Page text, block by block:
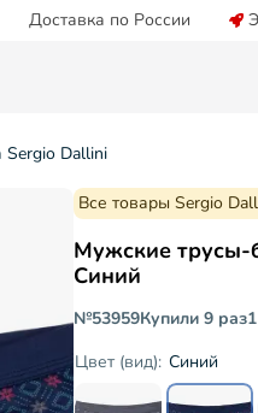
Доставка по России
Dallini
Все товары Sergio
Мужские трусы-
Синий
№53959Купили 9 раз
Цвет (вид): Синий